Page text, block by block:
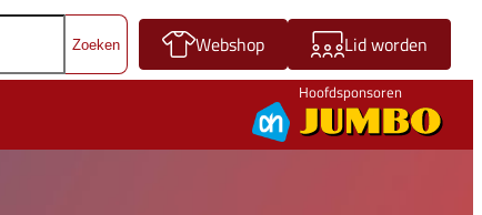
Webshop Lid worden
Hoofdsponsoren